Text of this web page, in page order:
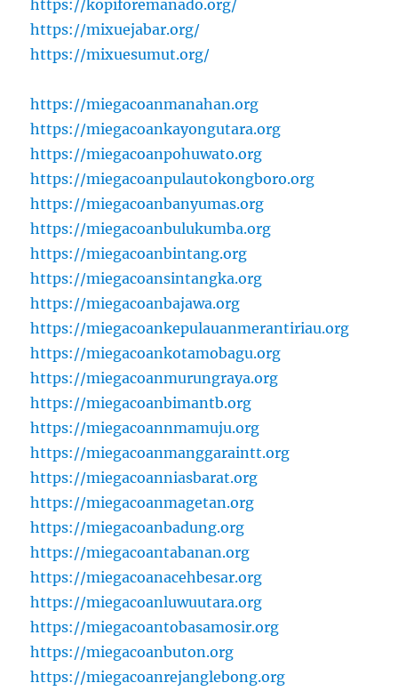
https://kopiforemanado.org/
https://mixuejabar.org/
https://mixuesumut.org/
https://miegacoanmanahan.org
https://miegacoankayongutara.org
https://miegacoanpohuwato.org
https://miegacoanpulautokongboro.org
https://miegacoanbanyumas.org
https://miegacoanbulukumba.org
https://miegacoanbintang.org
https://miegacoansintangka.org
https://miegacoanbajawa.org
https://miegacoankepulauanmerantiriau.org
https://miegacoankotamobagu.org
https://miegacoanmurungraya.org
https://miegacoanbimantb.org
https://miegacoannmamuju.org
https://miegacoanmanggaraintt.org
https://miegacoanniasbarat.org
https://miegacoanmagetan.org
https://miegacoanbadung.org
https://miegacoantabanan.org
https://miegacoanacehbesar.org
https://miegacoanluwuutara.org
https://miegacoantobasamosir.org
https://miegacoanbuton.org
https://miegacoanrejanglebong.org